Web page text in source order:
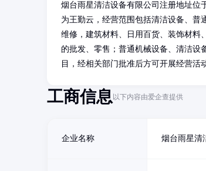
烟台雨星清洁设备有限公司注册地址位
为王勤云，经营范围包括清洁设备、普
维修，建筑材料、日用百货、装饰材料
的批发、零售；普通机械设备、清洁设
目，经相关部门批准后方可开展经营活
工商信息以下内容由爱企查提供
企业名称 烟台雨星清